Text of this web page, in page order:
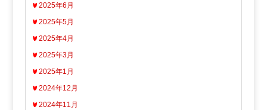
2025年6月
2025年5月
2025年4月
2025年3月
2025年1月
2024年12月
2024年11月